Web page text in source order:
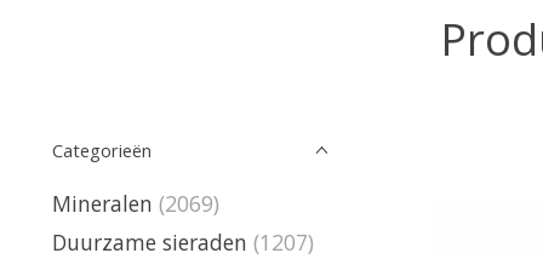
Categorieën
Mineralen (2069)
Duurzame sieraden (1207)